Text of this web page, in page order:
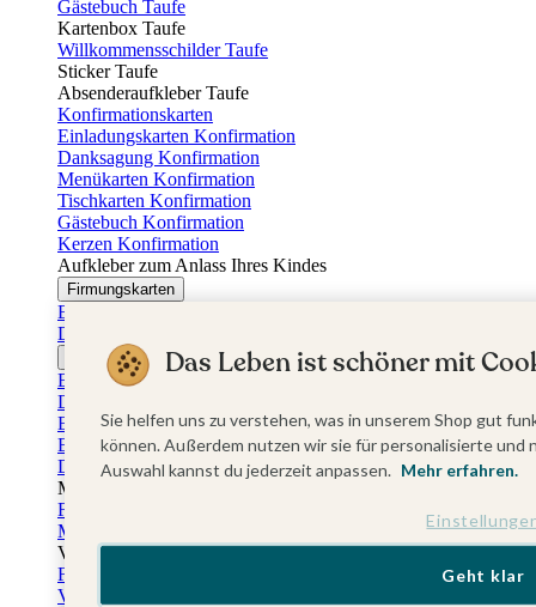
Gästebuch Taufe
Kartenbox Taufe
Willkommensschilder Taufe
Sticker Taufe
Absenderaufkleber Taufe
Konfirmationskarten
Einladungskarten Konfirmation
Danksagung Konfirmation
Menükarten Konfirmation
Tischkarten Konfirmation
Gästebuch Konfirmation
Kerzen Konfirmation
Aufkleber zum Anlass Ihres Kindes
Firmungskarten
Einladungskarten Firmung
Dankeskarten Firmung
Jugendweihekarten
Einladungskarten Jugendweihe
Dankeskarten Jugendweihe
Einschulungskarten
Einladungskarten Einschulung
Danksagung Einschulung
Muttertag
Fotogeschenke Muttertag
Muttertagskarten
Vatertag
Fotogeschenke Vatertag
Vatertagskarten
Das Leben ist schöner mit
Sie helfen uns zu verstehen, was in unserem Shop gut
können. Außerdem nutzen wir sie für personalisierte
Auswahl kannst du jederzeit anpassen. Mehr erfahren.
Geht klar